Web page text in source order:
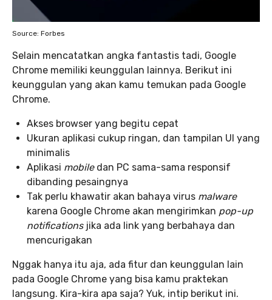
Source: Forbes
Selain mencatatkan angka fantastis tadi, Google
Chrome memiliki keunggulan lainnya. Berikut ini
keunggulan yang akan kamu temukan pada Google
Chrome.
Akses browser yang begitu cepat
Ukuran aplikasi cukup ringan, dan tampilan UI yang
minimalis
Aplikasi mobiledan PC sama-sama responsif
dibanding pesaingnya
Tak perlu khawatir akan bahaya virus malware
karena Google Chrome akan mengirimkan pop-up
notificationsjika ada link yang berbahaya dan
mencurigakan
Nggak hanya itu aja, ada fitur dan keunggulan lain
pada Google Chrome yang bisa kamu praktekan
langsung. Kira-kira apa saja? Yuk, intip berikut ini.